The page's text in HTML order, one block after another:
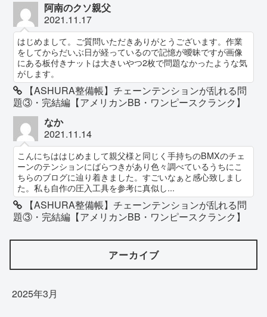
阿南のクソ親父
2021.11.17
はじめまして。ご質問いただきありがとうございます。作業
をしてからだいぶ日が経っているので記憶が曖昧ですが画像
にある板付きナットは大きいやつ2枚で問題なかったような気
がします。
【ASHURA整備帳】チェーンテンションが乱れる問
題③・完結編【アメリカンBB・ワンピースクランク】
なか
2021.11.14
こんにちははじめまして親父様と同じく手持ちのBMXのチェ
ーンのテンションにばらつきがあり色々調べているうちにこ
ちらのブログに辿り着きました。すごいなぁと感心致しまし
た。私も自作の圧入工具を参考に真似し...
【ASHURA整備帳】チェーンテンションが乱れる問
題③・完結編【アメリカンBB・ワンピースクランク】
アーカイブ
2025年3月